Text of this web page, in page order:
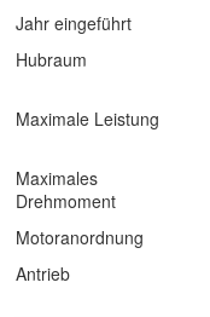
Jahr eingeführt
Hubraum
Maximale Leistung
Maximales
Drehmoment
Motoranordnung
Antrieb